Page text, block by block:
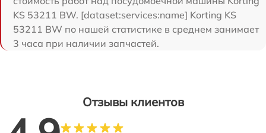
KS 53211 BW. [dataset:services:name] Korting KS
53211 BW по нашей статистике в среднем занимает
3 часа при наличии запчастей.
Отзывы клиентов